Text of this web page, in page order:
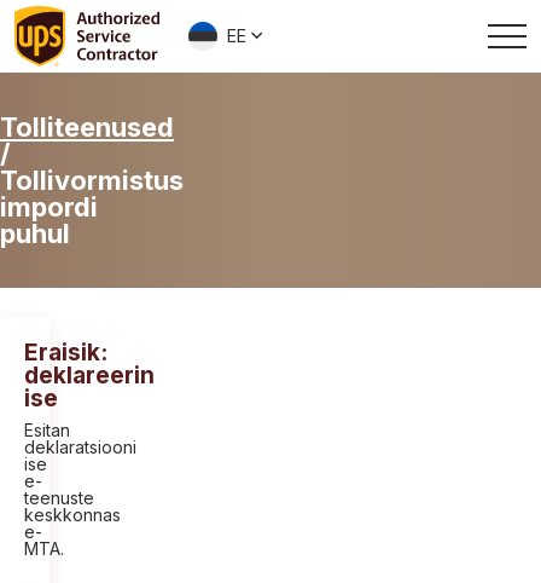
EE
Tolliteenused
/
Tollivormistus
impordi
puhul
Eraisik:
deklareerin
ise
Esitan
deklaratsiooni
ise
e-
teenuste
keskkonnas
e-
MTA.